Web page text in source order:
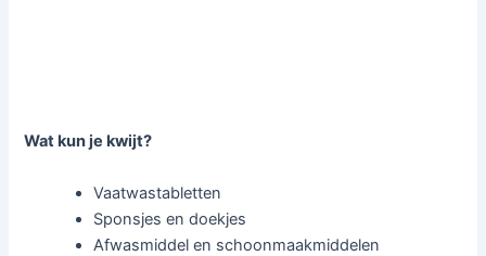
Wat kun je kwijt?
Vaatwastabletten
Sponsjes en doekjes
Afwasmiddel en schoonmaakmiddelen